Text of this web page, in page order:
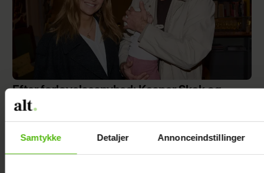
Samtykke Detaljer Annonceindstillinger
Efter forlovelsesnyhed: Kasper Skak og
Helena Witt deler stor babylykke